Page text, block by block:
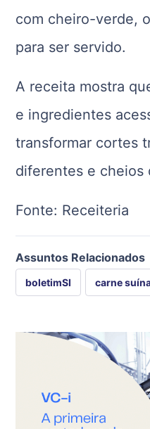
com cheiro-verde,
para ser servido.
A receita mostra
e ingredientes
transformar cortes
diferentes e cheios
Fonte: Receiteria
Assuntos Relacionados
boletimSI carne